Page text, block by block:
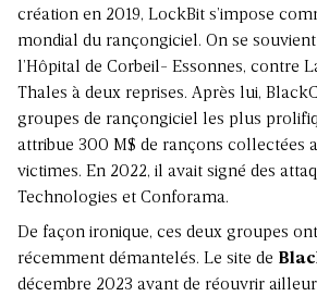
création en 2019, LockBit s’impose
mondial du rançongiciel. On se
l’Hôpital de Corbeil- Essonnes, contre
Thales à deux reprises. Après lui,
groupes de rançongiciel les plus
attribue 300 M$ de rançons collectées
victimes. En 2022, il avait signé des
Technologies et Conforama.
De façon ironique, ces deux groupes
récemment démantelés. Le site de
décembre 2023 avant de réouvrir